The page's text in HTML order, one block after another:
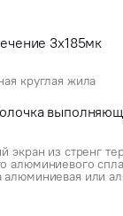
3x185мк
круглая жила
экран из стренг
алюминиевого
алюминиевая или